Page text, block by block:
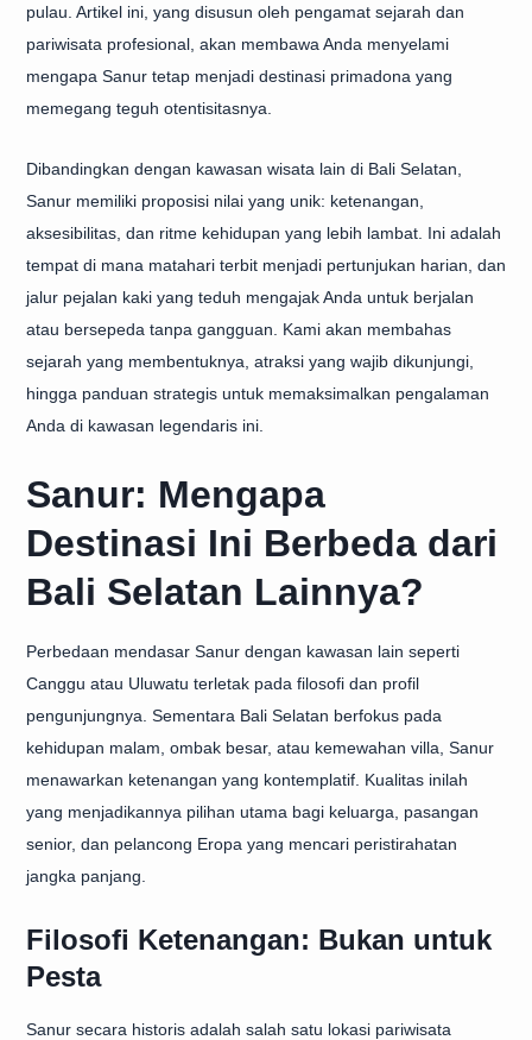
pulau. Artikel ini, yang disusun oleh pengamat sejarah dan
pariwisata profesional, akan membawa Anda menyelami
mengapa Sanur tetap menjadi destinasi primadona yang
memegang teguh otentisitasnya.
Dibandingkan dengan kawasan wisata lain di Bali Selatan,
Sanur memiliki proposisi nilai yang unik: ketenangan,
aksesibilitas, dan ritme kehidupan yang lebih lambat. Ini adalah
tempat di mana matahari terbit menjadi pertunjukan harian, dan
jalur pejalan kaki yang teduh mengajak Anda untuk berjalan
atau bersepeda tanpa gangguan. Kami akan membahas
sejarah yang membentuknya, atraksi yang wajib dikunjungi,
hingga panduan strategis untuk memaksimalkan pengalaman
Anda di kawasan legendaris ini.
Sanur: Mengapa
Destinasi Ini Berbeda dari
Bali Selatan Lainnya?
Perbedaan mendasar Sanur dengan kawasan lain seperti
Canggu atau Uluwatu terletak pada filosofi dan profil
pengunjungnya. Sementara Bali Selatan berfokus pada
kehidupan malam, ombak besar, atau kemewahan villa, Sanur
menawarkan ketenangan yang kontemplatif. Kualitas inilah
yang menjadikannya pilihan utama bagi keluarga, pasangan
senior, dan pelancong Eropa yang mencari peristirahatan
jangka panjang.
Filosofi Ketenangan: Bukan untuk
Pesta
Sanur secara historis adalah salah satu lokasi pariwisata